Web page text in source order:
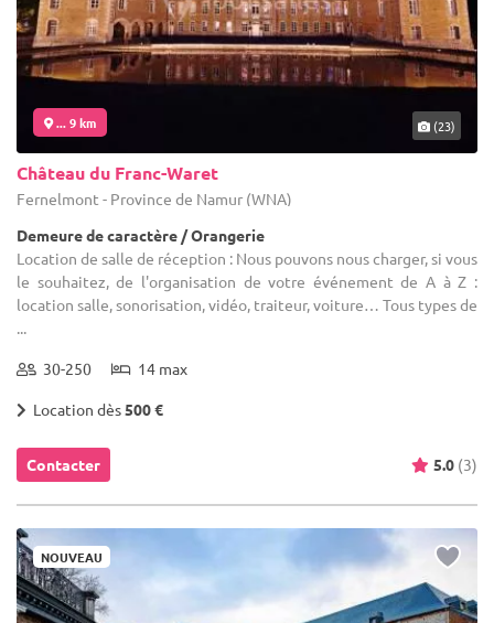
... 9 km (23)
Château du Franc-Waret
Fernelmont - Province de Namur (WNA)
Demeure de caractère / Orangerie
Location de salle de réception : Nous pouvons nous charger, si vous
le souhaitez, de l'organisation de votre événement de A à Z :
location salle, sonorisation, vidéo, traiteur, voiture… Tous types de
...
30-250 14 max
Location dès500 €
Contacter 5.0 (3)
NOUVEAU